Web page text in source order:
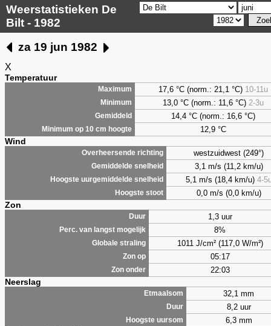
Weerstatistieken De
Bilt - 1982
za 19 jun 1982
X
Temperatuur
Maximum 17,6 °C (norm.: 21,1 °C) 10-11u
Minimum 13,0 °C (norm.: 11,6 °C) 2-3u
Gemiddeld 14,4 °C (norm.: 16,6 °C)
Minimum op 10 cm hoogte 12,9 °C
Wind
Overheersende richting westzuidwest (249°)
Gemiddelde snelheid 3,1 m/s (11,2 km/u)
Hoogste uurgemiddelde snelheid 5,1 m/s (18,4 km/u) 4-
Hoogste stoot 0,0 m/s (0,0 km/u)
Zon
Duur 1,3 uur
Perc. van langst mogelijk 8%
Globale straling 1011 J/cm² (117,0 W/m²)
Zon op 05:17
Zon onder 22:03
Neerslag
Etmaalsom 32,1 mm
Duur 8,2 uur
Hoogste uursom 6,3 mm